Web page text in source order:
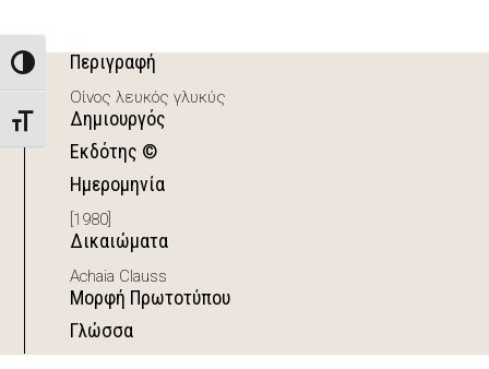
Toggle High Contrast
Toggle Font size
Περιγραφή
Οίνος λευκός γλυκύς
Δημιουργός
Εκδότης ©
Ημερομηνία
[1980]
Δικαιώματα
Achaia Clauss
Μορφή Πρωτοτύπου
Γλώσσα